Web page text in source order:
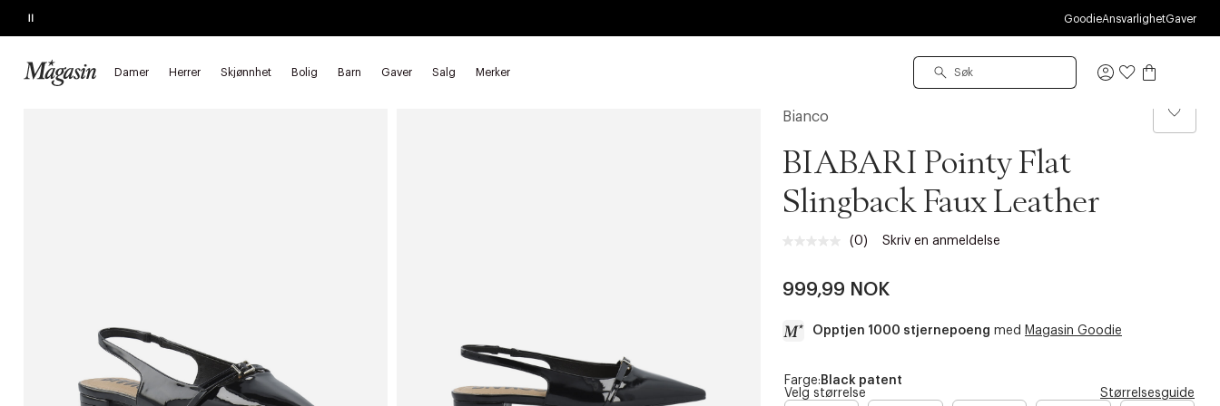
Pause GoodieAnsvarlighetGaver
Damer Herrer Skjønnhet Bolig Barn Gaver Salg Merker
Logg
SALGET SLUTTER I MORGEN
Forside Damer Slingbacks
Bianco
BIABARI Pointy Flat
Slingback Faux Leather
Ingen
sidelenke.
(0) Skriv en anmeldelse
999,99 NOK
Opptjen 1000 stjernepoeng med Magasin Goodie
aFarge: Black patent
Velg størrelse
Størrelsesguide